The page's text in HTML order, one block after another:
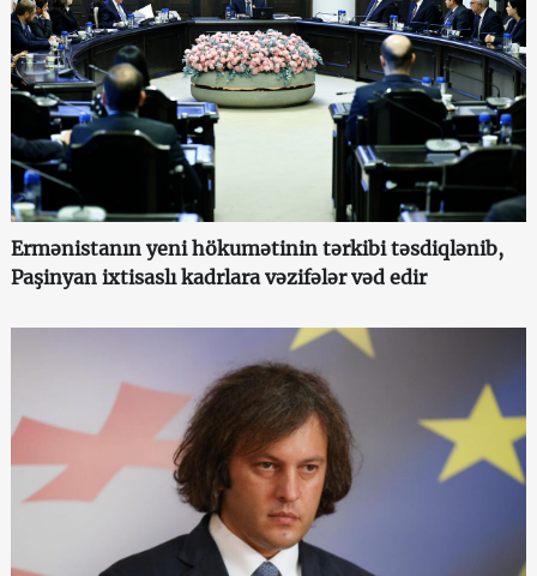
Ermənistanın yeni hökumətinin tərkibi təsdiqlənib,
Paşinyan ixtisaslı kadrlara vəzifələr vəd edir